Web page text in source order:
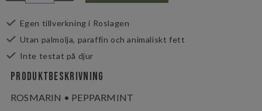
Egen tillverkning i Roslagen
Utan palmolja, paraffin och animaliskt fett
Inte testat på djur
Produktbeskrivning
ROSMARIN • PEPPARMINT